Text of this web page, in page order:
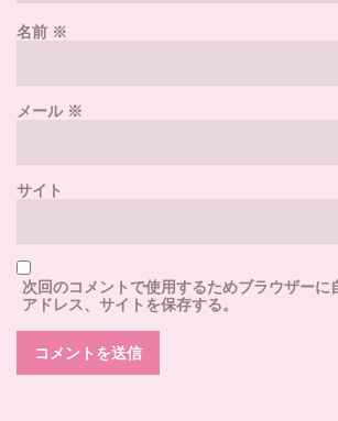
名前 ※
メール※
サイト
次回のコメントで使用するためブラウザー
アドレス、サイトを保存する。